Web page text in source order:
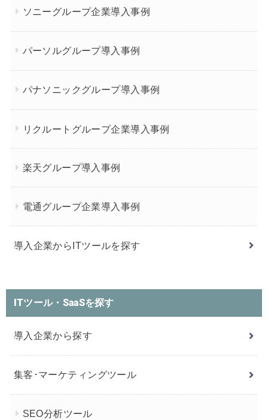
ソニーグループ企業導入事例
パーソルグループ導入事例
パナソニックグループ導入事例
リクルートグループ企業導入事例
楽天グループ導入事例
電通グループ企業導入事例
導入企業からITツールを探す
ITツール・SaaSを探す
導入企業から探す
集客･マーケティングツール
SEO分析ツール